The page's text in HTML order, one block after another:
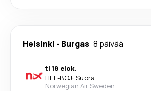
Helsinki - Burgas 8 päivää
ti 18 elok.
HEL-BOJ· Suora
Norwegian Air Sweden